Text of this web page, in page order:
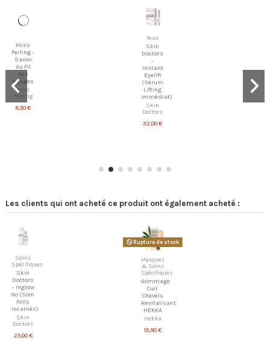
Miss
Ferling -
Savon
Au Fil
des
Nuages
Miss
Ferling
8,50 €
Yeux
Skin
Doctors
-
Instant
Eyelift
(Sérum
Lifting
Immédiat)
Skin
Doctors
32,00 €
Les clients qui ont acheté ce produit ont également acheté :
Soins
Spécifiques
Skin
Doctors
- Ingrow
Go (Soin
Poils
Incarnés)
Skin
Doctors
25,00 €
Rupture de stock
Masques
& Soins
Spécifiques
Gommage
Cuir
Chevelu
Revitalisant
HEKKA
Hekka
15,90 €